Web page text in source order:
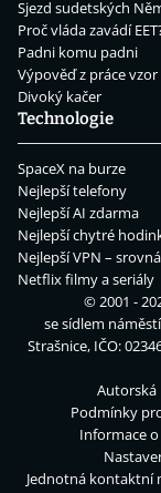
Sjezd sudetských
Proč vláda zavádí
Padni komu padni
Výpověď z práce vzor
Divoký kačer
Technologie
SpaceX na burze
Nejlepší telefony
Nejlepší AI zdarma
Nejlepší chytré
Nejlepší VPN –
Netflix filmy a seriály
© 2001 -
se sídlem
Strašnice, IČO:
Autorská
Podmínky
Informace
Jednotná kontaktní